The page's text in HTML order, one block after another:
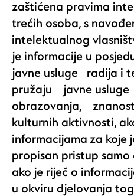
zaštićena pravima
trećih osoba, s
intelektualnog
je informacije u
javne usluge radija i
pružaju javne usluge
obrazovanja,
kulturnih aktivnosti,
informacijama za koje
propisan pristup
ako je riječ o
u okviru djelovanja